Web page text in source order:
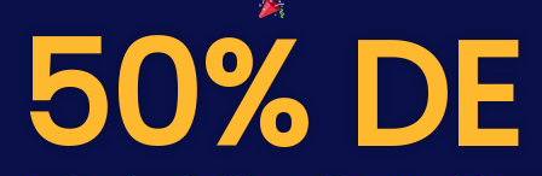
50% DE